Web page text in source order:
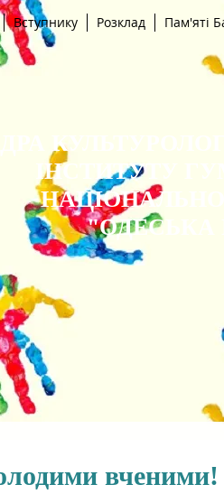
Вступнику Розклад Пам'яті
ІНСТИТУТУ
"ОДЕСЬКА
вченими!